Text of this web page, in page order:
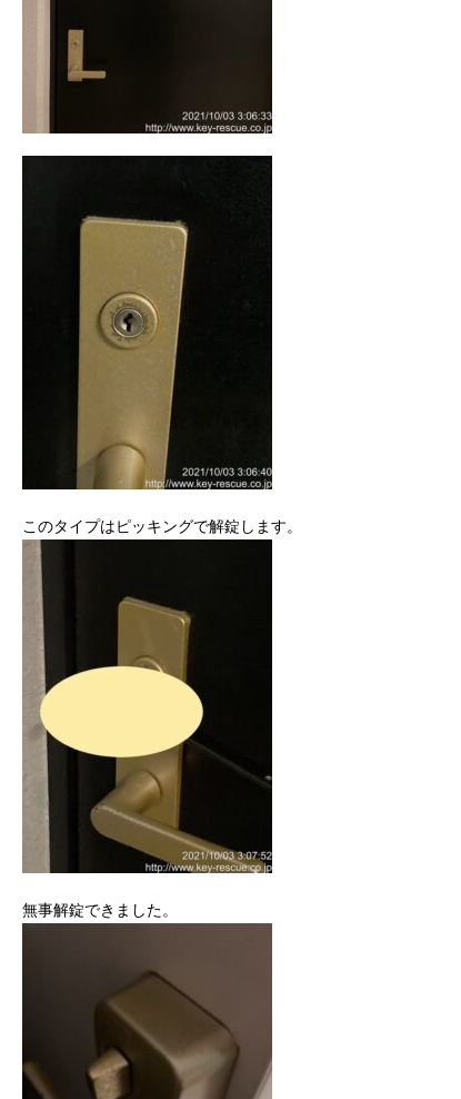
このタイプはピッキングで解錠します。
無事解錠できました。